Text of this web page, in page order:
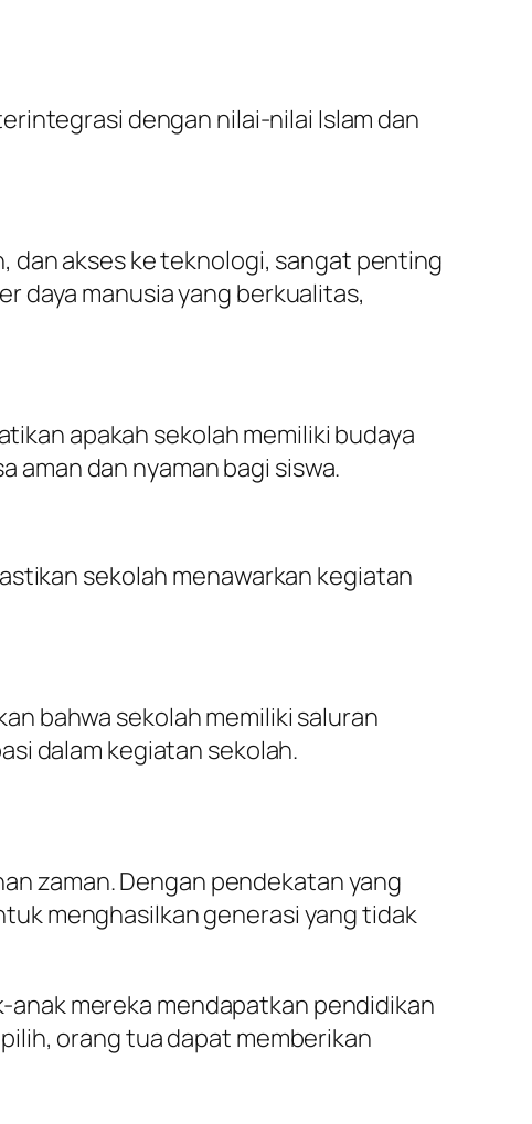
dengan nilai-nilai Islam dan
dan akses ke teknologi, sangat penting
daya manusia yang berkualitas,
apakah sekolah memiliki budaya
dan nyaman bagi siswa.
sekolah menawarkan kegiatan
bahwa sekolah memiliki saluran
dalam kegiatan sekolah.
zaman. Dengan pendekatan yang
menghasilkan generasi yang tidak
anak mereka mendapatkan pendidikan
orang tua dapat memberikan